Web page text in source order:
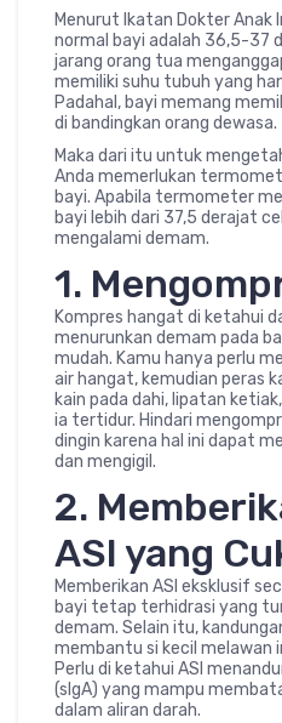
Menurut Ikatan Dokter Anak
normal bayi adalah 36,5-37
jarang orang tua
memiliki suhu tubuh yang
Padahal, bayi memang
di bandingkan orang dewasa.
Maka dari itu untuk
Anda memerlukan
bayi. Apabila termometer
bayi lebih dari 37,5 derajat
mengalami demam.
1.
Kompres hangat di ketahui
menurunkan demam pada
mudah. Kamu hanya perlu
air hangat, kemudian peras
kain pada dahi, lipatan
ia tertidur. Hindari
dingin karena hal ini dapat
dan mengigil.
2.
ASI yang
Memberikan ASI eksklusif
bayi tetap terhidrasi yang
demam. Selain itu,
membantu si kecil melawan
Perlu di ketahui ASI
(slgA) yang mampu
dalam aliran darah.